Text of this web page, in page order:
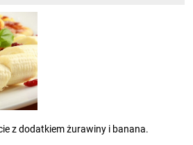
z dodatkiem żurawiny i banana.